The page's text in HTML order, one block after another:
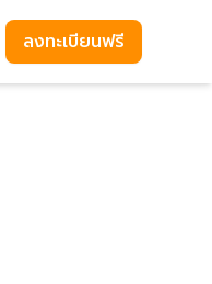
ลงทะเบียนฟรี